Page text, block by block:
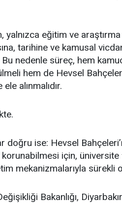
yalnızca eğitim ve
tarihine ve kamusal
nedenle süreç, hem
hem de Hevsel
alınmalıdır.
doğru ise: Hevsel
için,
mekanizmalarıyla sürekli
Bakanlığı,